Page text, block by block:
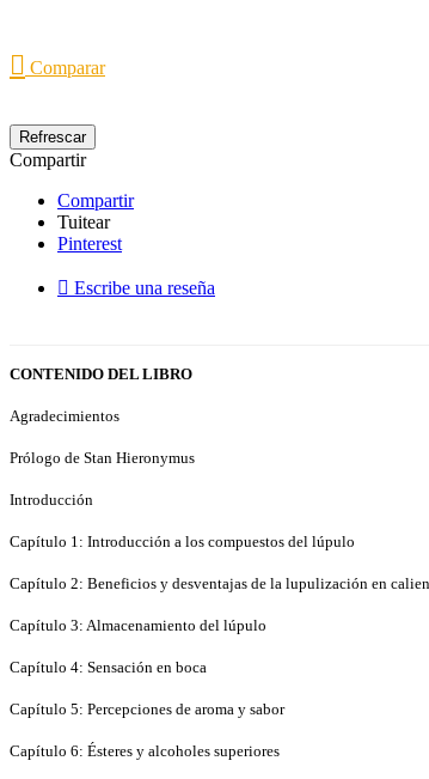
 Comparar
Compartir
Compartir
Tuitear
Pinterest
 Escribe una reseña
CONTENIDO DEL LIBRO
Agradecimientos
Prólogo de Stan Hieronymus
Introducción
Capítulo 1: Introducción a los compuestos del lúpulo
Capítulo 2: Beneficios y desventajas de la lupulización en
Capítulo 3: Almacenamiento del lúpulo
Capítulo 4: Sensación en boca
Capítulo 5: Percepciones de aroma y sabor
Capítulo 6: Ésteres y alcoholes superiores